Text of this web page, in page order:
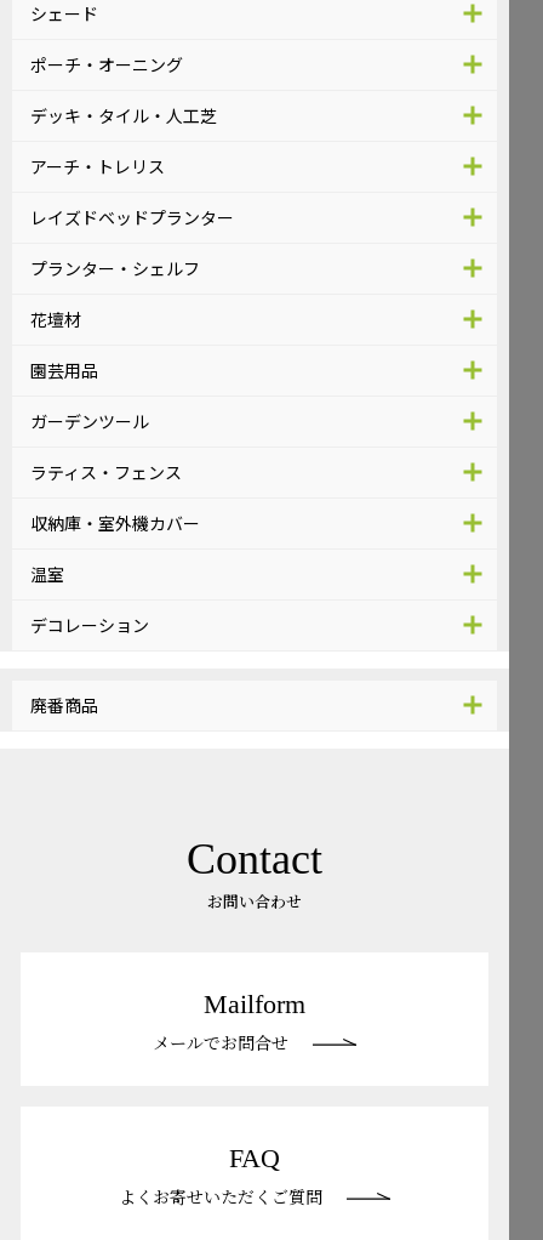
シェード
ポーチ・オーニング
デッキ・タイル・人工芝
アーチ・トレリス
レイズドベッドプランター
プランター・シェルフ
花壇材
園芸用品
ガーデンツール
ラティス・フェンス
収納庫・室外機カバー
温室
デコレーション
廃番商品
Contact
お問い合わせ
Mailform
メールでお問合せ
FAQ
よくお寄せいただくご質問